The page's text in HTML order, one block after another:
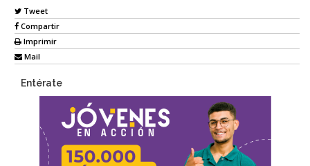
Tweet
Compartir
Imprimir
Mail
Entérate